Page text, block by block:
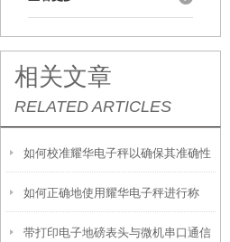
相关文章
RELATED ARTICLES
如何校准耀华电子秤以确保其准确性
和稳定性？
如何正确地使用耀华电子秤进行称
重？
带打印电子地磅表头与微机串口通信